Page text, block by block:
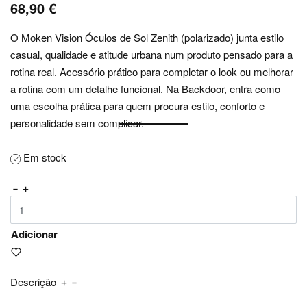
68,90 €
O Moken Vision Óculos de Sol Zenith (polarizado) junta estilo
casual, qualidade e atitude urbana num produto pensado para a
rotina real. Acessório prático para completar o look ou melhorar
a rotina com um detalhe funcional. Na Backdoor, entra como
uma escolha prática para quem procura estilo, conforto e
personalidade sem complicar.
Em stock
Adicionar
Descrição